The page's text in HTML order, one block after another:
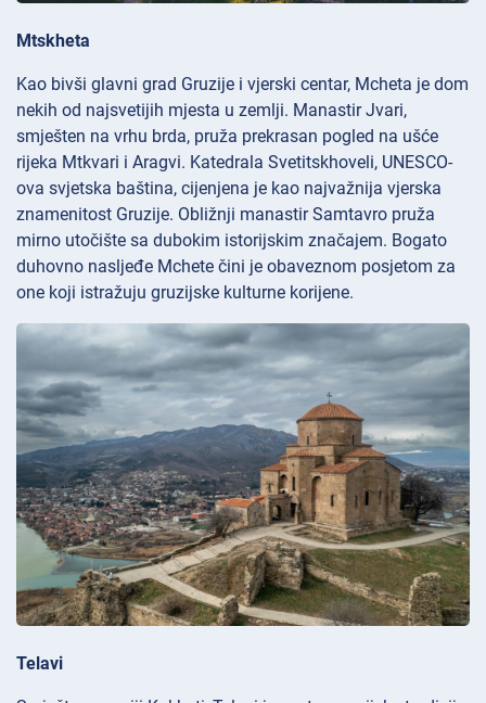
Mtskheta
Kao bivši glavni grad Gruzije i vjerski centar, Mcheta je dom
nekih od najsvetijih mjesta u zemlji. Manastir Jvari,
smješten na vrhu brda, pruža prekrasan pogled na ušće
rijeka Mtkvari i Aragvi. Katedrala Svetitskhoveli, UNESCO-
ova svjetska baština, cijenjena je kao najvažnija vjerska
znamenitost Gruzije. Obližnji manastir Samtavro pruža
mirno utočište sa dubokim istorijskim značajem. Bogato
duhovno nasljeđe Mchete čini je obaveznom posjetom za
one koji istražuju gruzijske kulturne korijene.
Telavi